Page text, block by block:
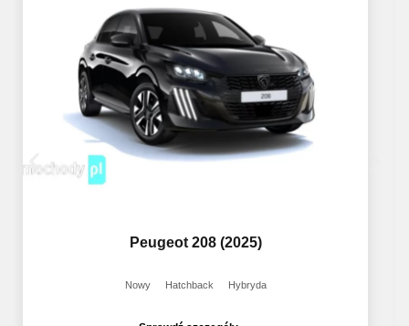
Peugeot 208 (2025)
Nowy Hatchback Hybryda